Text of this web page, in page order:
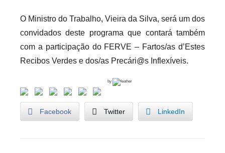
i
n
f
l
x
i
v
O Ministro do Trabalho, Vieira da Silva, será um dos
convidados deste programa que contará também
com a participação do FERVE – Fartos/as d’Estes
Recibos Verdes e dos/as Precári@s Inflexíveis.
by
Facebook Twitter LinkedIn